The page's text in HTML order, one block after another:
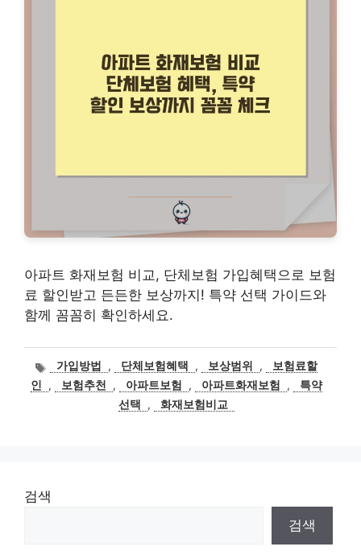
아파트 화재보험 비교, 단체보험 가입혜택으로 보험
료 할인받고 든든한 보상까지! 특약 선택 가이드와
함께 꼼꼼히 확인하세요.
태가입방법 , 단체보험혜택 , 보상범위 ,
보험료할
인
, 보험추천 , 아파트보험 , 아파트화재보험 ,
특약
선택
, 화재보험비교
검색
검색